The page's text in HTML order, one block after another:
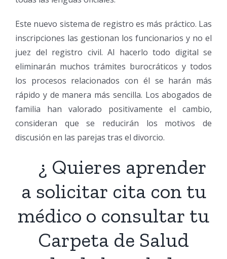
Este nuevo sistema de registro es más práctico. Las
inscripciones las gestionan los funcionarios y no el
juez del registro civil. Al hacerlo todo digital se
eliminarán muchos trámites burocráticos y todos
los procesos relacionados con él se harán más
rápido y de manera más sencilla. Los abogados de
familia han valorado positivamente el cambio,
consideran que se reducirán los motivos de
discusión en las parejas tras el divorcio.
¿ Quieres aprender
a solicitar cita con tu
médico o consultar tu
Carpeta de Salud